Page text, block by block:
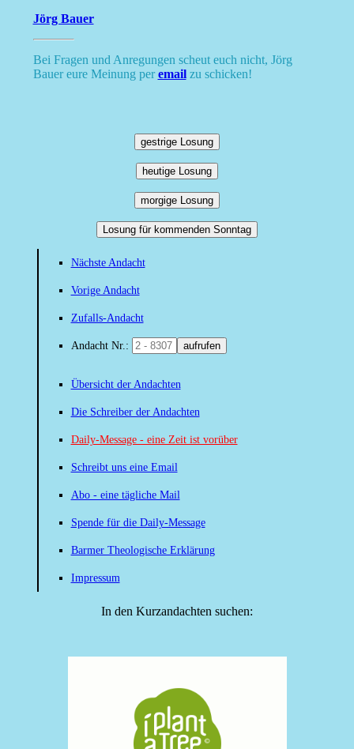
Jörg Bauer
Bei Fragen und Anregungen scheut euch nicht, Jörg
Bauer eure Meinung peremailzu schicken!
gestrige Losung
heutige Losung
morgige Losung
Losung für kommenden Sonntag
Nächste Andacht
Vorige Andacht
Zufalls-Andacht
Andacht Nr.: aufrufen
Übersicht der Andachten
Die Schreiber der Andachten
Daily-Message - eine Zeit ist vorüber
Schreibt uns eine Email
Abo - eine tägliche Mail
Spende für die Daily-Message
Barmer Theologische Erklärung
Impressum
In den Kurzandachten suchen: